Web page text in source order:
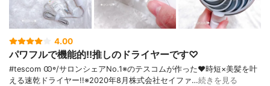
4.00
パワフルで機能的!!推しのドライヤーです♡
#tescom Ꙭ꙳/ サロンシェアNo.1※のテスコムが作った♥︎ 時短×美髪を叶
える速乾ドライヤー!! ※2020年8月株式会社セイファ…続きを見る